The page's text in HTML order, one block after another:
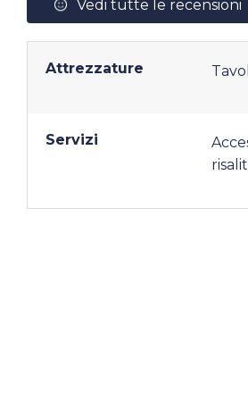
Vedi tutte le recensioni
Attrezzature
Servizi